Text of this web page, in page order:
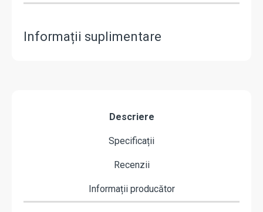
Informații suplimentare
Descriere
Specificații
Recenzii
Informații producător